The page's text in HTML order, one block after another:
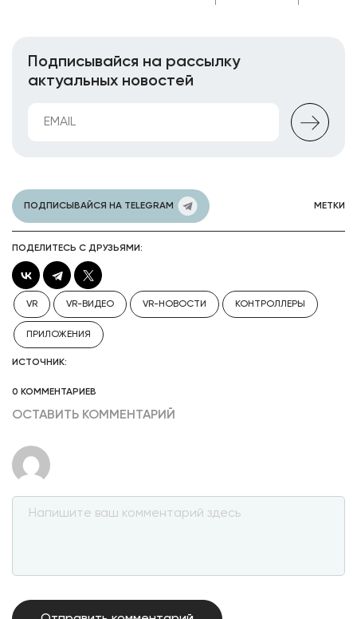
Подписывайся на рассылку
актуальных новостей
ПОДПИСЫВАЙСЯ НА TELEGRAM МЕТКИ
ПОДЕЛИТЕСЬ С ДРУЗЬЯМИ:
VR VR-ВИДЕО VR-НОВОСТИ КОНТРОЛЛЕРЫ
ПРИЛОЖЕНИЯ
ИСТОЧНИК:
0 КОММЕНТАРИЕВ
ОСТАВИТЬ КОММЕНТАРИЙ